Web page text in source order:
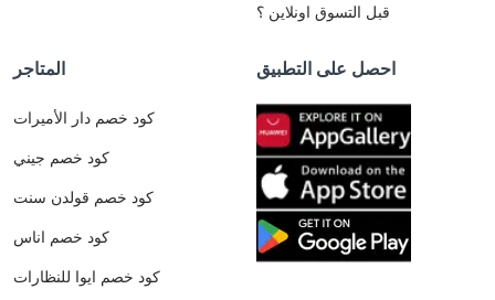
قبل التسوق اونلاين ؟
المتاجر
كود خصم دار الأميرات
كود خصم جيني
كود خصم قولدن سنت
كود خصم اناس
كود خصم ايوا للنظارات
احصل على التطبيق